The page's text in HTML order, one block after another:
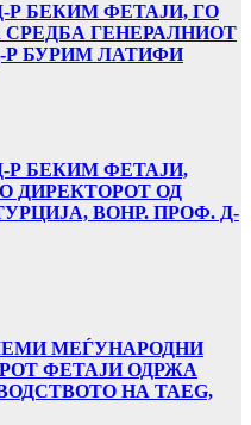
Р БЕКИМ ФЕТАЈИ, ГО
ГЕНЕРАЛНИОТ
Р БУРИМ ЛАТИФИ
Р БЕКИМ ФЕТАЈИ,
ДИРЕКТОРОТ ОД
ВОНР. ПРОФ. Д-
МЕЃУНАРОДНИ
ФЕТАЈИ ОДРЖА
НА TAEG,